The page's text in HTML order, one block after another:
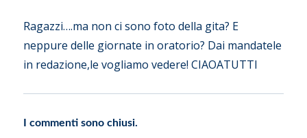
Ragazzi….ma non ci sono foto della gita? E
neppure delle giornate in oratorio? Dai mandatele
in redazione,le vogliamo vedere! CIAOATUTTI
I commenti sono chiusi.